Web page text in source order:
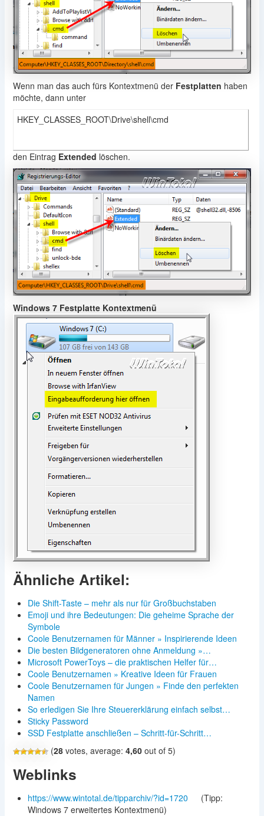
Wenn man das auch fürs Kontextmenü der Festplatten haben
möchte, dann unter
HKEY_CLASSES_ROOT\Drive\shell\cmd
den Eintrag Extended löschen.
Windows 7 Festplatte Kontextmenü
Ähnliche Artikel:
Die Shift-Taste – mehr als nur für Großbuchstaben
Emoji und ihre Bedeutungen: Die geheime Sprache der
Symbole
Coole Benutzernamen für Männer » Inspirierende Ideen
Die besten Bildgeneratoren ohne Anmeldung »…
Microsoft PowerToys – die praktischen Helfer für…
Coole Benutzernamen » Kreative Ideen für Frauen
Coole Benutzernamen für Jungen » Finde den perfekten
Namen
So erledigen Sie Ihre Steuererklärung einfach selbst…
Sticky Password
SSD Festplatte anschließen – Schritt-für-Schritt…
(28votes, average: 4,60out of 5)
Weblinks
https://www.wintotal.de/tipparchiv/?id=1720
(Tipp:
Windows 7 erweitertes Kontextmenü)